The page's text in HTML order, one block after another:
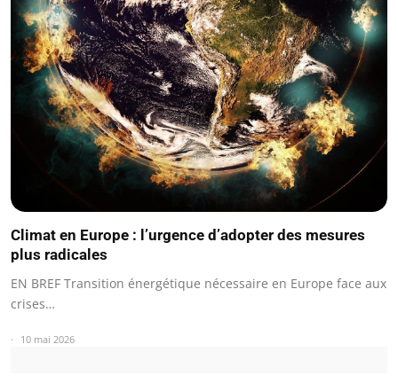
Climat en Europe : l’urgence d’adopter des mesures
plus radicales
EN BREF Transition énergétique nécessaire en Europe face aux
crises…
10 mai 2026